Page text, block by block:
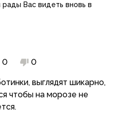
Вас видеть вновь в
0 0
выглядят шикарно,
чтобы на морозе не